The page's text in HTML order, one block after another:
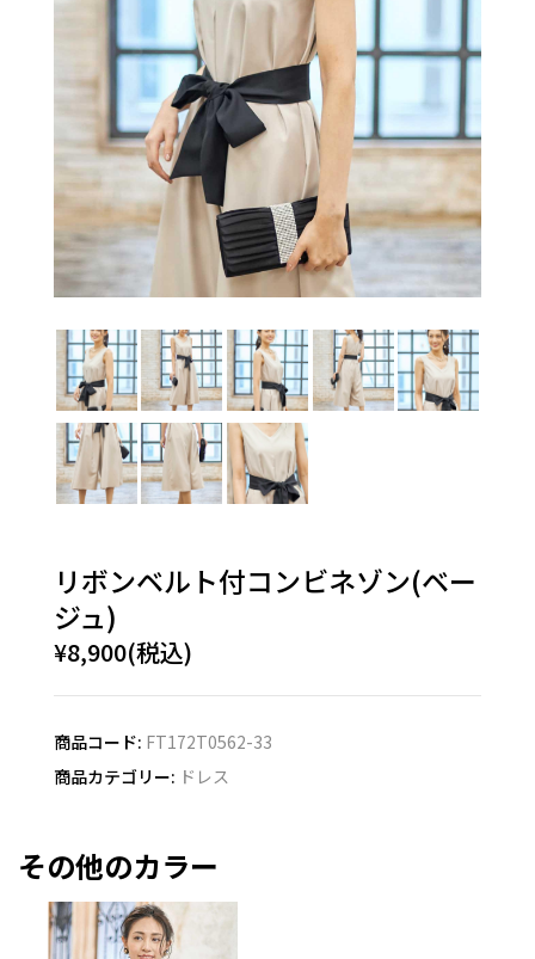
リボンベルト付コンビネゾン(ベー
ジュ)
¥8,900(税込)
商品コード: FT172T0562-33
商品カテゴリー: ドレス
その他のカラー